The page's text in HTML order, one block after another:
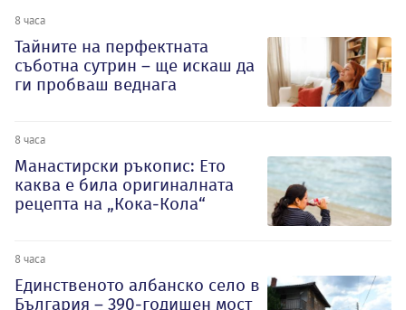
8 часа
Тайните на перфектната
съботна сутрин – ще искаш да
ги пробваш веднага
8 часа
Манастирски ръкопис: Ето
каква е била оригиналната
рецепта на „Кока-Кола“
8 часа
Единственото албанско село в
България – 390-годишен мост